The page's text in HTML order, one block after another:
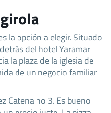
la opción a elegir. Situado
del hotel Yaramar
la plaza de la iglesia de
de un negocio familiar
Catena no 3. Es bueno